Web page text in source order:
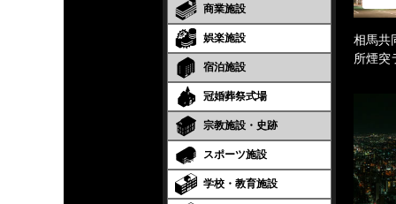
商業施設
娯楽施設
宿泊施設
冠婚葬祭式場
宗教施設・史跡
スポーツ施設
学校・教育施設
相馬共
所煙突